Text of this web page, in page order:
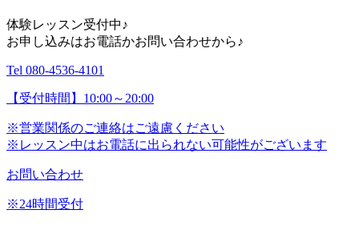
体験レッスン受付中♪
お申し込みはお電話かお問い合わせから♪
Tel 080-4536-4101
【受付時間】10:00～20:00
※営業関係のご連絡はご遠慮ください
※レッスン中はお電話に出られない可能性がございます
お問い合わせ
※24時間受付